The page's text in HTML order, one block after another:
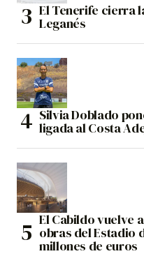
El Tenerife cierra
Leganés
Silvia Doblado
ligada al Costa
El Cabildo vuelve
obras del Estadio
millones de euros